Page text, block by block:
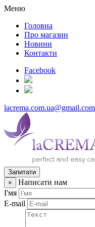
Меню
Головна
Про магазин
Новини
Контакти
Facebook
lacrema.com.ua@gmail.com
Запитати
×
Написати нам
І'мя
E-mail